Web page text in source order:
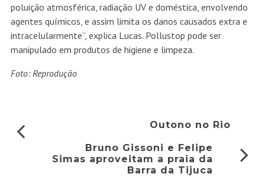
poluição atmosférica, radiação UV e doméstica, envolvendo
agentes químicos, e assim limita os danos causados extra e
intracelularmente”, explica Lucas. Pollustop pode ser
manipulado em produtos de higiene e limpeza.
Foto: Reprodução
Outono no Rio
Bruno Gissoni e Felipe
Simas aproveitam a praia da
Barra da Tijuca